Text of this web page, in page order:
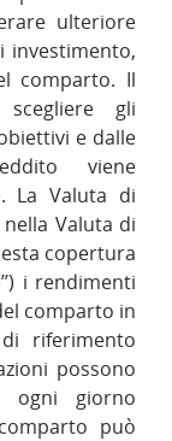
ulteriore
investimento,
comparto. Il
gli
e dalle
viene
La Valuta di
Valuta di
copertura
i rendimenti
comparto in
riferimento
possono
ogni giorno
può